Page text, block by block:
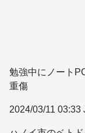
勉強中にノート
重傷
2024/03/11 03:33